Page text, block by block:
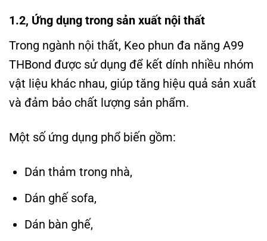
1.2, Ứng dụng trong sản xuất nội thất
Trong ngành nội thất, Keo phun đa năng A99
THBond được sử dụng để kết dính nhiều nhóm
vật liệu khác nhau, giúp tăng hiệu quả sản xuất
và đảm bảo chất lượng sản phẩm.
Một số ứng dụng phổ biến gồm:
Dán thảm trong nhà,
Dán ghế sofa,
Dán bàn ghế,